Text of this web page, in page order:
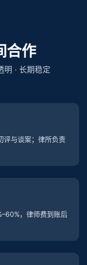
合作
明 · 长期稳定
评与谈案；律所负责
，律师费到账后